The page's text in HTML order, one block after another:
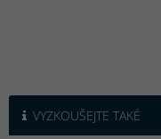
VYZKOUŠEJTE TAKÉ